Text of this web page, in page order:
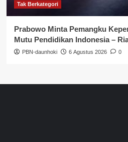
Tak Berkategori
Prabowo Minta Pemangku
Mutu Pendidikan Indonesia –
PBN-daunhoki 6 Agustus 2026 0